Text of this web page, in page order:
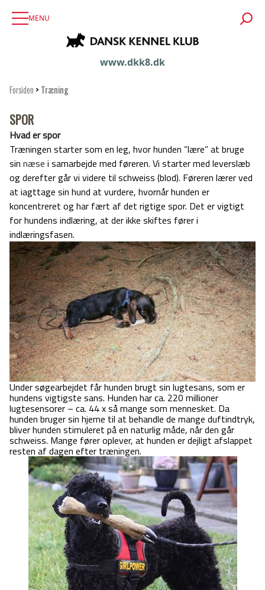
MENU
www.dkk8.dk
Forsiden > Træning
SPOR
Hvad er spor
Træningen starter som en leg, hvor hunden ”lære” at bruge
sin næse i samarbejde med føreren. Vi starter med leverslæb
og derefter går vi videre til schweiss (blod). Føreren lærer ved
at iagttage sin hund at vurdere, hvornår hunden er
koncentreret og har fært af det rigtige spor. Det er vigtigt
for hundens indlæring, at der ikke skiftes fører i
indlæringsfasen.
Under søgearbejdet får hunden brugt sin lugtesans, som er
hundens vigtigste sans. Hunden har ca. 220 millioner
lugtesensorer – ca. 44 x så mange som mennesket. Da
hunden bruger sin hjerne til at behandle de mange duftindtryk,
bliver hunden stimuleret på en naturlig måde, når den går
schweiss. Mange fører oplever, at hunden er dejligt afslappet
resten af dagen efter træningen.